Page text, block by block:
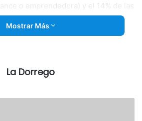
o emprendedora) y el 14% de las
remuneración por igual tarea, la
Mostrar Más
La Dorrego